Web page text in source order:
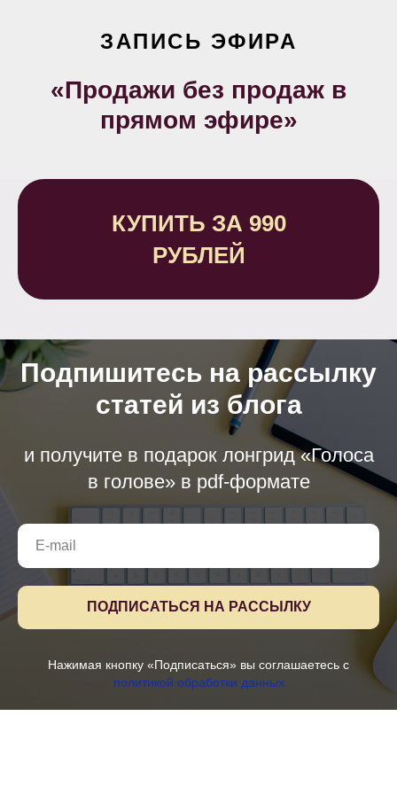
ЗАПИСЬ ЭФИРА
«Продажи без продаж в
прямом эфире»
КУПИТЬ ЗА 990
РУБЛЕЙ
Подпишитесь на рассылку
статей из блога
и получите в подарок лонгрид «Голоса
в голове» в pdf-формате
ПОДПИСАТЬСЯ НА РАССЫЛКУ
Нажимая кнопку «Подписаться» вы соглашаетесь с
политикой обработки данных